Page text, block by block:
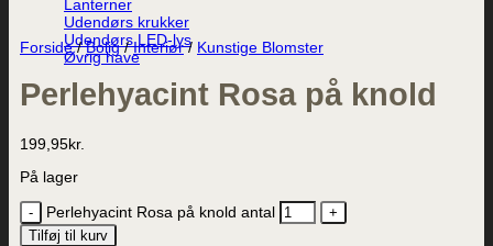
Lanterner
Udendørs krukker
Udendørs LED-lys
Øvrig have
Forside / Bolig / Interiør / Kunstige Blomster
Perlehyacint Rosa på knold
199,95kr.
På lager
Perlehyacint Rosa på knold antal
Tilføj til kurv